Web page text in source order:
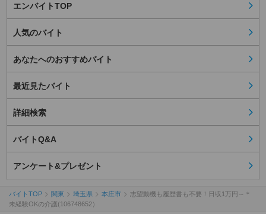
エンバイトTOP
人気のバイト
あなたへのおすすめバイト
最近見たバイト
詳細検索
バイトQ&A
アンケート&プレゼント
バイトTOP 関東 埼玉県 本庄市
志望動機も履歴書も不要！日収1万円～＊
未経験OKの介護(106748652）